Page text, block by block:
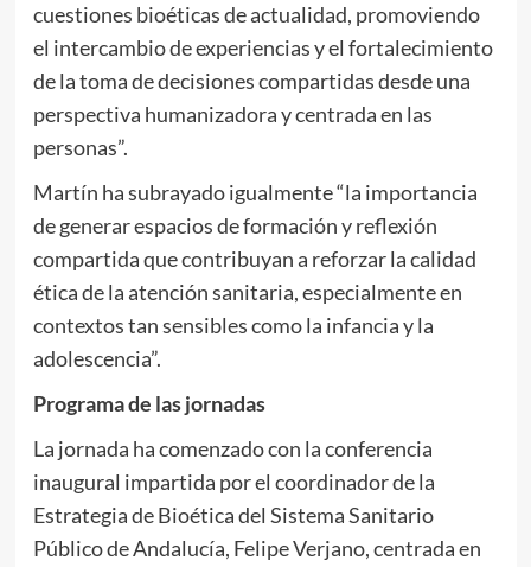
cuestiones bioéticas de actualidad, promoviendo
el intercambio de experiencias y el fortalecimiento
de la toma de decisiones compartidas desde una
perspectiva humanizadora y centrada en las
personas”.
Martín ha subrayado igualmente “la importancia
de generar espacios de formación y reflexión
compartida que contribuyan a reforzar la calidad
ética de la atención sanitaria, especialmente en
contextos tan sensibles como la infancia y la
adolescencia”.
Programa de las jornadas
La jornada ha comenzado con la conferencia
inaugural impartida por el coordinador de la
Estrategia de Bioética del Sistema Sanitario
Público de Andalucía, Felipe Verjano, centrada en